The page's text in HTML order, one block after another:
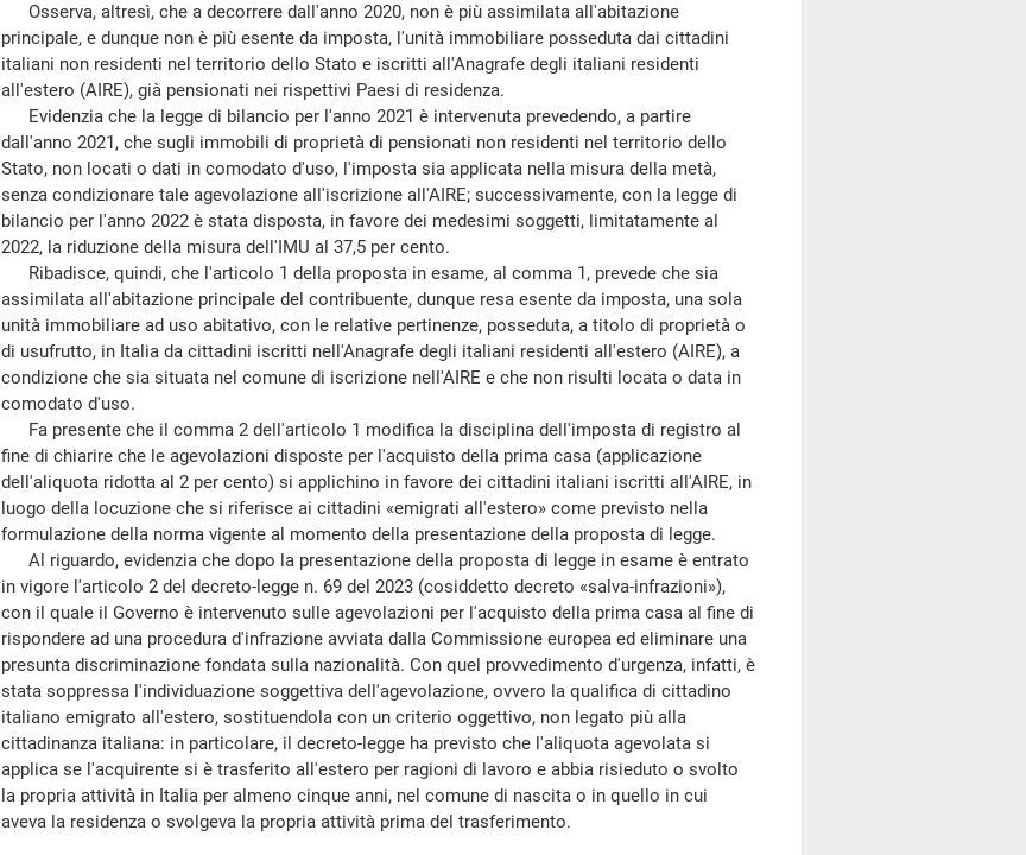
Osserva, altresì, che a decorrere dall'anno 2020, non è più assimilata all'abitazione
principale, e dunque non è più esente da imposta, l'unità immobiliare posseduta dai cittadini
italiani non residenti nel territorio dello Stato e iscritti all'Anagrafe degli italiani residenti
all'estero (AIRE), già pensionati nei rispettivi Paesi di residenza.
Evidenzia che la legge di bilancio per l'anno 2021 è intervenuta prevedendo, a partire
dall'anno 2021, che sugli immobili di proprietà di pensionati non residenti nel territorio dello
Stato, non locati o dati in comodato d'uso, l'imposta sia applicata nella misura della metà,
senza condizionare tale agevolazione all'iscrizione all'AIRE; successivamente, con la legge di
bilancio per l'anno 2022 è stata disposta, in favore dei medesimi soggetti, limitatamente al
2022, la riduzione della misura dell'IMU al 37,5 per cento.
Ribadisce, quindi, che l'articolo 1 della proposta in esame, al comma 1, prevede che sia
assimilata all'abitazione principale del contribuente, dunque resa esente da imposta, una sola
unità immobiliare ad uso abitativo, con le relative pertinenze, posseduta, a titolo di proprietà o
di usufrutto, in Italia da cittadini iscritti nell'Anagrafe degli italiani residenti all'estero (AIRE), a
condizione che sia situata nel comune di iscrizione nell'AIRE e che non risulti locata o data in
comodato d'uso.
Fa presente che il comma 2 dell'articolo 1 modifica la disciplina dell'imposta di registro al
fine di chiarire che le agevolazioni disposte per l'acquisto della prima casa (applicazione
dell'aliquota ridotta al 2 per cento) si applichino in favore dei cittadini italiani iscritti all'AIRE, in
luogo della locuzione che si riferisce ai cittadini «emigrati all'estero» come previsto nella
formulazione della norma vigente al momento della presentazione della proposta di legge.
Al riguardo, evidenzia che dopo la presentazione della proposta di legge in esame è entrato
in vigore l'articolo 2 del decreto-legge n. 69 del 2023 (cosiddetto decreto «salva-infrazioni»),
con il quale il Governo è intervenuto sulle agevolazioni per l'acquisto della prima casa al fine di
rispondere ad una procedura d'infrazione avviata dalla Commissione europea ed eliminare una
presunta discriminazione fondata sulla nazionalità. Con quel provvedimento d'urgenza, infatti, è
stata soppressa l'individuazione soggettiva dell'agevolazione, ovvero la qualifica di cittadino
italiano emigrato all'estero, sostituendola con un criterio oggettivo, non legato più alla
cittadinanza italiana: in particolare, il decreto-legge ha previsto che l'aliquota agevolata si
applica se l'acquirente si è trasferito all'estero per ragioni di lavoro e abbia risieduto o svolto
la propria attività in Italia per almeno cinque anni, nel comune di nascita o in quello in cui
aveva la residenza o svolgeva la propria attività prima del trasferimento.